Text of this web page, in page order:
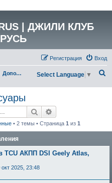
| ДЖИЛИ КЛУБ
Вход
Регистрация
Дополнительные аксессуары Select Language ▼
Поиск
• 2 темы • Страница 1 из 1
TCU АКПП DSI Geely Atlas,
окт 2025, 23:48